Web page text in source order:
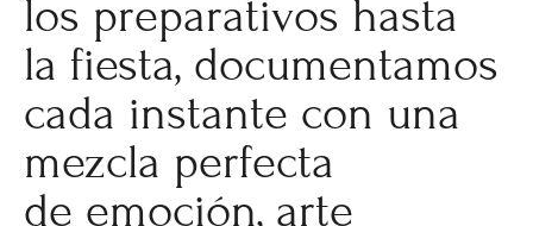
los preparativos hasta
la fiesta, documentamos
cada instante con una
mezcla perfecta
de emoción, arte